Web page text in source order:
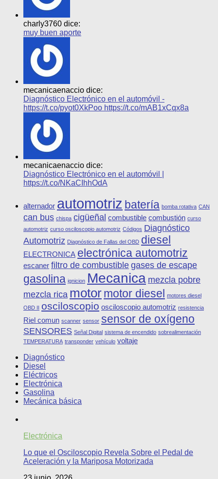
charly3760 dice:
muy buen aporte
mecanicaenaccio dice:
Diagnóstico Electrónico en el automóvil -
https://t.co/pyot0XkPoo https://t.co/mAB1xCqx8a
mecanicaenaccio dice:
Diagnóstico Electrónico en el automóvil |
https://t.co/NKaCIhhOdA
alternador automotriz batería bomba rotativa CAN
can bus chispa cigüeñal combustible combustión curso
automotriz curso osciloscopio automotriz Códigos Diagnóstico
Automotriz Diagnóstico de Fallas del OBD diesel
ELECTRONICA electrónica automotriz
escaner filtro de combustiblegases de escape
gasolina ignicion Mecanica mezcla pobre
mezcla rica motormotor diesel motores diesel
OBD II osciloscopio osciloscopio automotriz resistencia
Riel comun scanner sensor sensor de oxígeno
SENSORES Señal Digital sistema de encendido sobrealimentación
TEMPERATURA transponder vehículo voltaje
Diagnóstico
Diesel
Eléctricos
Electrónica
Gasolina
Mecánica básica
Electrónica
Lo que el Osciloscopio Revela Sobre el Pedal de
Aceleración y la Mariposa Motorizada